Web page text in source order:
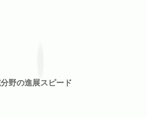
野の進展スピード